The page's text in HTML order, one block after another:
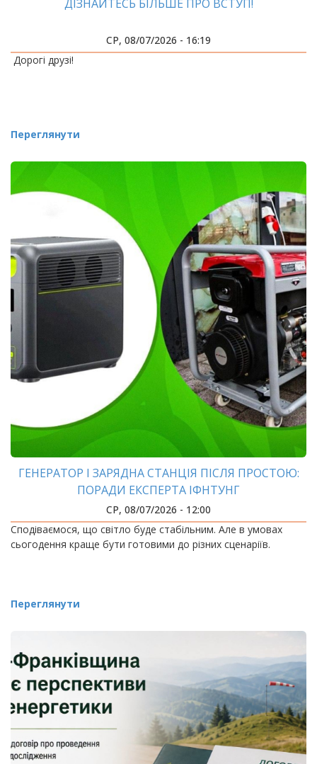
ДІЗНАЙТЕСЬ БІЛЬШЕ ПРО ВСТУП!
СР, 08/07/2026 - 16:19
Дорогі друзі!
Переглянути
ГЕНЕРАТОР І ЗАРЯДНА СТАНЦІЯ ПІСЛЯ ПРОСТОЮ:
ПОРАДИ ЕКСПЕРТА ІФНТУНГ
СР, 08/07/2026 - 12:00
Сподіваємося, що світло буде стабільним. Але в умовах
сьогодення краще бути готовими до різних сценаріїв.
Переглянути